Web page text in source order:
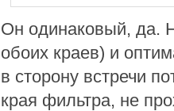
Он одинаковый, да.
обоих краев) и
в сторону встречи
края фильтра, не